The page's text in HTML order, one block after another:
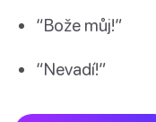
“Bože můj!”
“Nevadí!”